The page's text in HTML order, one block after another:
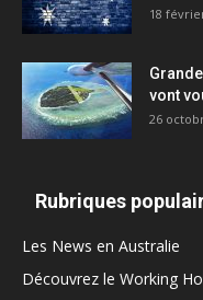
18
vont
26
Rubriques
Les News en Australie
Découvrez le Working